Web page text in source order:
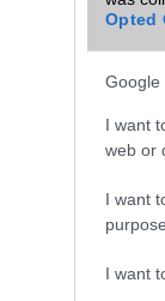
Opted
Google
I want
web or
I want
I want